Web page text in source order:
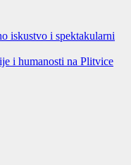
iskustvo i spektakularni
i humanosti na Plitvice